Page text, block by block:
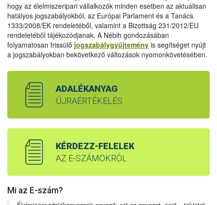
hogy az élelmiszeripari vállalkozók minden esetben az aktuálisan
hatályos jogszabályokból, az Európai Parlament és a Tanács
1333/2008/EK rendeletéből, valamint a Bizottság 231/2012/EU
rendeletéből tájékozódjanak. A Nébih gondozásában
folyamatosan frissülő jogszabálygyűjtemény is segítséget nyújt
a jogszabályokban bekövetkező változások nyomonkövetésében.
ADALÉKANYAG
ÚJRAÉRTÉKELÉS
KÉRDEZZ-FELELEK
AZ E-SZÁMOKRÓL
Mi az E-szám?